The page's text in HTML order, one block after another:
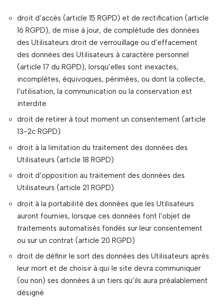
droit d’accès (article 15 RGPD) et de rectification (article
16 RGPD), de mise à jour, de complétude des données
des Utilisateurs droit de verrouillage ou d’effacement
des données des Utilisateurs à caractère personnel
(article 17 du RGPD), lorsqu’elles sont inexactes,
incomplètes, équivoques, périmées, ou dont la collecte,
l’utilisation, la communication ou la conservation est
interdite
droit de retirer à tout moment un consentement (article
13-2c RGPD)
droit à la limitation du traitement des données des
Utilisateurs (article 18 RGPD)
droit d’opposition au traitement des données des
Utilisateurs (article 21 RGPD)
droit à la portabilité des données que les Utilisateurs
auront fournies, lorsque ces données font l’objet de
traitements automatisés fondés sur leur consentement
ou sur un contrat (article 20 RGPD)
droit de définir le sort des données des Utilisateurs après
leur mort et de choisir à qui le site devra communiquer
(ou non) ses données à un tiers qu’ils aura préalablement
désigné